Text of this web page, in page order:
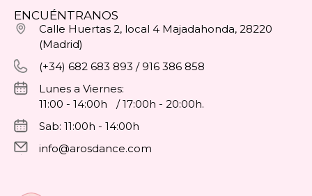
ENCUÉNTRANOS
Calle Huertas 2, local 4 Majadahonda, 28220
(Madrid)
(+34) 682 683 893 / 916 386 858
Lunes a Viernes:
11:00 - 14:00h / 17:00h - 20:00h.
Sab: 11:00h - 14:00h
info@arosdance.com